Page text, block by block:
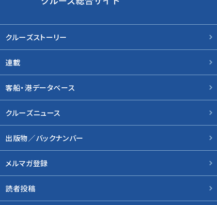
クルーズストーリー
連載
客船・港データベース
クルーズニュース
出版物／バックナンバー
メルマガ登録
読者投稿